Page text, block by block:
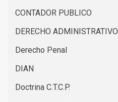
CONTADOR PUBLICO
DERECHO ADMINISTRATIVO
Derecho Penal
DIAN
Doctrina C.T.C.P.